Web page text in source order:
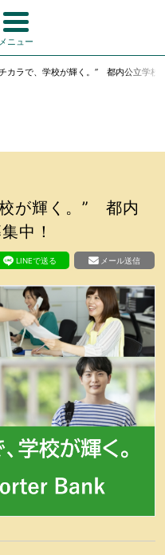
メニュー
カラで、学校が輝く。” 都内公立学校
が輝く。” 都内
中！
LINEで送る メール送信